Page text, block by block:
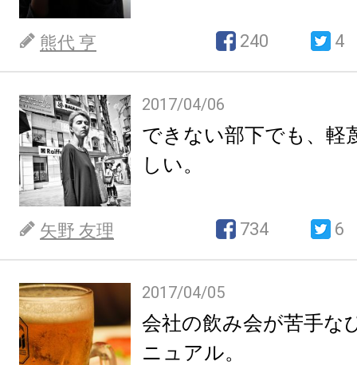
熊代 亨 240 4
2017/04/06
できない部下でも、軽
しい。
矢野 友理 734 6
2017/04/05
会社の飲み会が苦手な
ニュアル。